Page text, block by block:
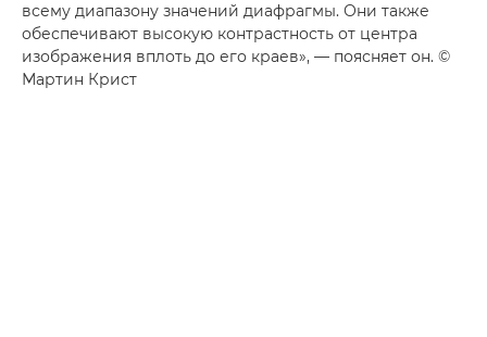
всему диапазону значений диафрагмы. Они также
обеспечивают высокую контрастность от центра
изображения вплоть до его краев», — поясняет он. ©
Мартин Крист